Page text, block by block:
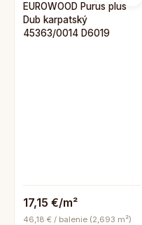
EUROWOOD Purus plus
Dub karpatský
45363/0014 D6019
17,15 €/m²
46,18 € / balenie (2,693 m²)